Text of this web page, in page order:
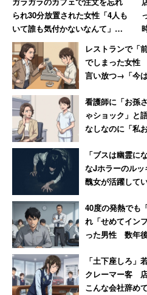
授、弁護士などが該当する「
業」（59.4％）。不満に思っ
いレベルで満足している人が
2位はものづくりの業種である
満も満足もしていない中間層
る人が多い。
3位は教師や学習塾の先生な
（53.2％）。不満な人も多い
いる人も多い仕事となってい
レイスは「人によって満足度
る。
以降トップ10には「漁業」（
（52.4％）、「電気・ガス業
活関連サービス・娯楽業」（
られ30分放置された女性「4人も
いて誰も気付かないなんて」
→「絶対その店には行かない」
レストランで「
でしまった女性
言い放つ→「今
看護師に「お孫
ゃショック」と
なしなのに「私
「ブスは幽霊に
なJホラーのル
醜女が活躍して
40度の発熱でも
れ「せめてイン
った男性 数年
「土下座しろ」
クレーマー客
こんな会社辞め